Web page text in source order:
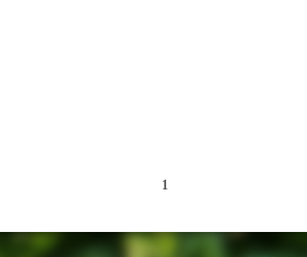
1